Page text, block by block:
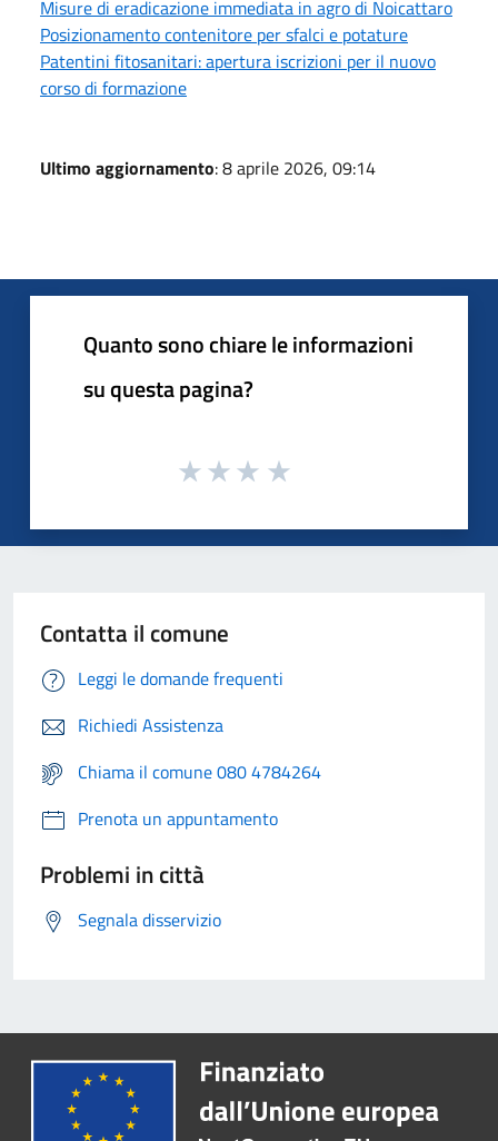
Misure di eradicazione immediata in agro di Noicattaro
Posizionamento contenitore per sfalci e potature
Patentini fitosanitari: apertura iscrizioni per il nuovo
corso di formazione
Ultimo aggiornamento: 8 aprile 2026, 09:14
Quanto sono chiare le informazioni
su questa pagina?
Contatta il comune
Leggi le domande frequenti
Richiedi Assistenza
Chiama il comune 080 4784264
Prenota un appuntamento
Problemi in città
Segnala disservizio